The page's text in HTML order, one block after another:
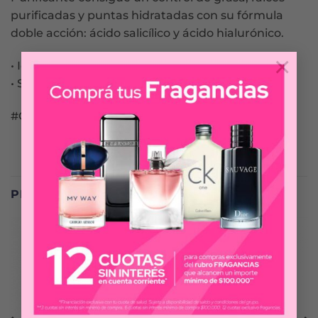
×
purificadas y puntas hidratadas con su fórmula
doble acción: ácido salicílico y ácido hialurónico.
• Ideal para pelo graso con puntas deshidratadas
• Shampoo libre de sulfatos
#Chaupelograso
PRODUCTOS RELACIONADOS